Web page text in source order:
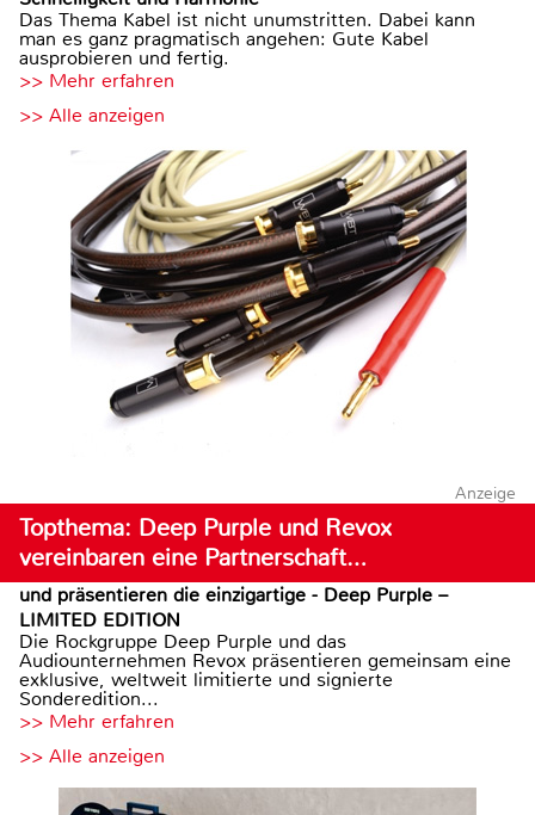
Das Thema Kabel ist nicht unumstritten. Dabei kann
man es ganz pragmatisch angehen: Gute Kabel
ausprobieren und fertig.
>> Mehr erfahren
>> Alle anzeigen
Anzeige
Topthema: Deep Purple und Revox
vereinbaren eine Partnerschaft…
und präsentieren die einzigartige - Deep Purple –
LIMITED EDITION
Die Rockgruppe Deep Purple und das
Audiounternehmen Revox präsentieren gemeinsam eine
exklusive, weltweit limitierte und signierte
Sonderedition...
>> Mehr erfahren
>> Alle anzeigen